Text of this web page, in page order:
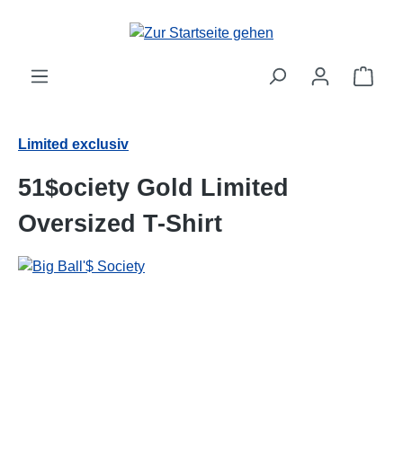
Limited exclusiv
51$ociety Gold Limited
Oversized T-Shirt